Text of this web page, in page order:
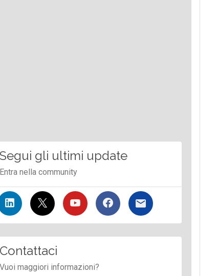
Segui gli ultimi update
Entra nella community
Contattaci
Vuoi maggiori informazioni?